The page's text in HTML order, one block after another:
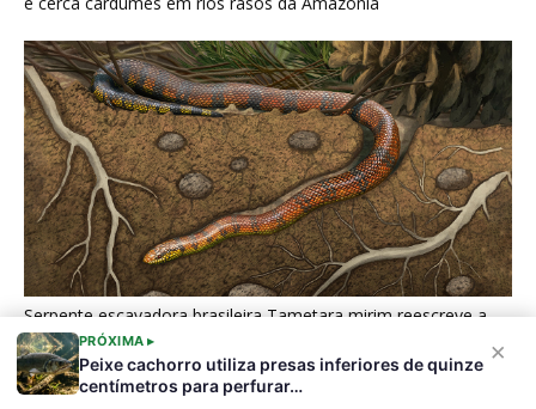
×
PRÓXIMA ▸
Peixe cachorro utiliza presas inferiores de quinze
centímetros para perfurar…
Últimas noticias
Nova espécie de rã é descoberta em florestas
do Acre
5 de agosto de 2026
Fertilizante inteligente da USP pode regenerar
solos degradados
5 de agosto de 2026
O que acontece com uma carcaça na